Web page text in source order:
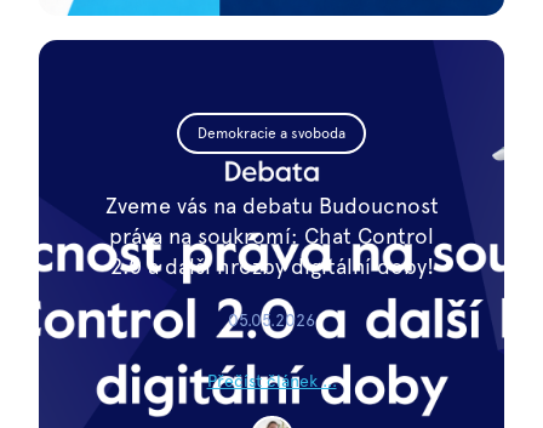
Demokracie a svoboda
Zveme vás na debatu Budoucnost
práva na soukromí: Chat Control
2.0 a další hrozby digitální doby!
05.05.2026
Přečíst článek ...